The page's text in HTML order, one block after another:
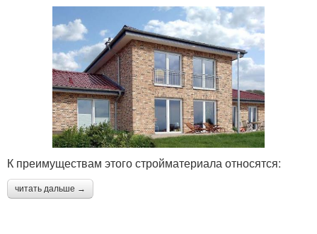
К преимуществам этого стройматериала относятся:
читать дальше →